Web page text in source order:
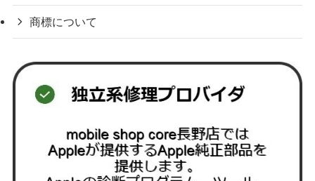
商標について